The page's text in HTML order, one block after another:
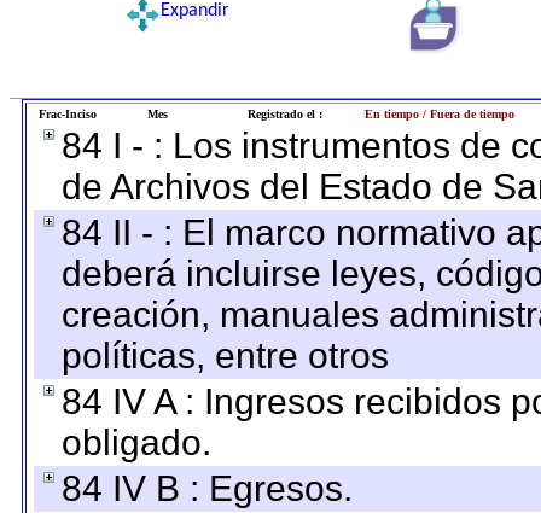
Expandir
Frac-Inciso Mes Registrado el : En tiempo / Fuera de tiempo
84 I - : Los instrumentos de
de Archivos del Estado de
84 II - : El marco normativo
deberá incluirse leyes,
creación, manuales
políticas, entre otros
84 IV A : Ingresos recibidos
obligado.
84 IV B : Egresos.